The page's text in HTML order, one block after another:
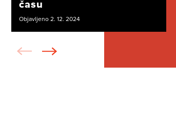
času
Objavljeno 2. 12. 2024